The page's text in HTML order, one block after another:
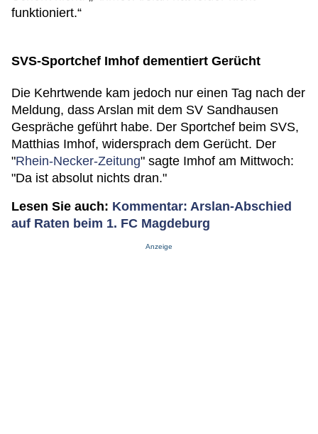
funktioniert.“
SVS-Sportchef Imhof dementiert Gerücht
Die Kehrtwende kam jedoch nur einen Tag nach der
Meldung, dass Arslan mit dem SV Sandhausen
Gespräche geführt habe. Der Sportchef beim SVS,
Matthias Imhof, widersprach dem Gerücht. Der
"Rhein-Necker-Zeitung" sagte Imhof am Mittwoch:
"Da ist absolut nichts dran."
Lesen Sie auch: Kommentar: Arslan-Abschied
auf Raten beim 1. FC Magdeburg
Anzeige